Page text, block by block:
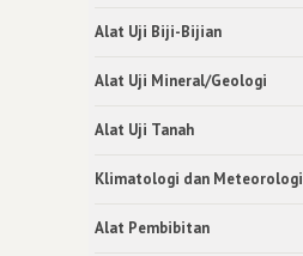
Alat Uji Biji-Bijian
Alat Uji Mineral/Geologi
Alat Uji Tanah
Klimatologi dan Meteorologi
Alat Pembibitan